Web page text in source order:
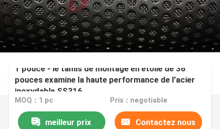
1 pouce - le tamis de montage en étoile de 36
pouces examine la haute performance de l'acier
inoxydable SS316
MOQ：1 pc Prix：negotiable
meilleur prix Contactez nous